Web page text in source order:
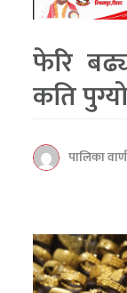
फेरि
कति
पालिका